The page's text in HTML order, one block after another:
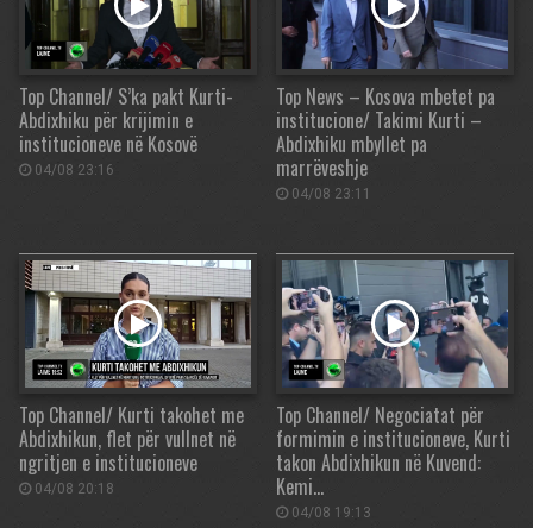
Top Channel/ S’ka pakt Kurti-
Abdixhiku për krijimin e
institucioneve në Kosovë
04/08 23:16
Top News – Kosova mbetet pa
institucione/ Takimi Kurti –
Abdixhiku mbyllet pa
marrëveshje
04/08 23:11
Top Channel/ Kurti takohet me
Abdixhikun, flet për vullnet në
ngritjen e institucioneve
04/08 20:18
Top Channel/ Negociatat për
formimin e institucioneve, Kurti
takon Abdixhikun në Kuvend:
Kemi…
04/08 19:13